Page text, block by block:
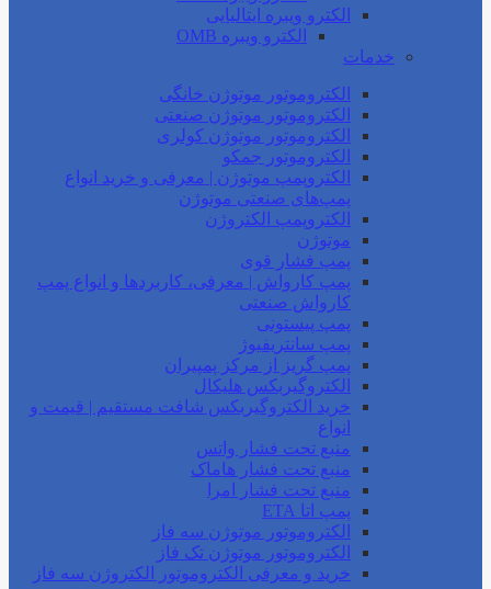
الکترو ویبره ایتالیایی
الکترو ویبره OMB
خدمات
الکتروموتور موتوژن خانگی
الکتروموتور موتوژن صنعتی
الکتروموتور موتوژن کولری
الکتروموتور جمکو
الکتروپمپ موتوژن | معرفی و خرید انواع
پمپ‌های صنعتی موتوژن
الکتروپمپ الکتروژن
موتوژن
پمپ فشار قوی
پمپ کارواش | معرفی، کاربردها و انواع پمپ
کارواش صنعتی
پمپ پیستونی
پمپ سانتریفیوژ
پمپ گریز از مرکز پمپیران
الکتروگیربکس هلیکال
خرید الکتروگیربکس شافت مستقیم | قیمت و
انواع
منبع تحت فشار واتس
منبع تحت فشار هاماک
منبع تحت فشار امرا
پمپ اتا ETA
الکتروموتور موتوژن سه فاز
الکتروموتور موتوژن تک فاز
خرید و معرفی الکتروموتور الکتروژن سه فاز